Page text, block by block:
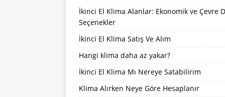
İkinci El Klima Alanlar: Ekonomik ve Çevre
Seçenekler
İkinci El Klima Satış Ve Alım
Hangi klima daha az yakar?
İkinci El Klima Mı Nereye Satabilirim
Klima Alırken Neye Göre Hesaplanır